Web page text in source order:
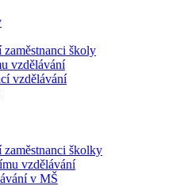
školy
vzdělávání
vzdělávání
školky
vzdělávání
v MŠ